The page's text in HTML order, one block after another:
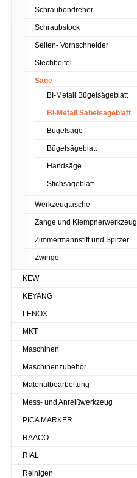
Schraubendreher
Schraubstock
Seiten- Vornschneider
Stechbeitel
Säge
BI-Metall Bügelsägeblatt
BI-Metall Säbelsägeblatt
Bügelsäge
Bügelsägeblatt
Handsäge
Stichsägeblatt
Werkzeugtasche
Zange und Klempnerwerkzeug
Zimmermannstift und Spitzer
Zwinge
KEW
KEYANG
LENOX
MKT
Maschinen
Maschinenzubehör
Materialbearbeitung
Mess- und Anreißwerkzeug
PICA MARKER
RAACO
RIAL
Reinigen